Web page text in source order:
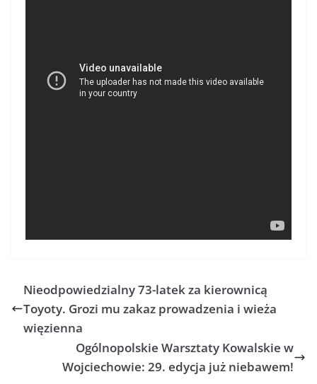
Nieodpowiedzialny 73-latek za kierownicą
Toyoty. Grozi mu zakaz prowadzenia i wieża
więzienna
Ogólnopolskie Warsztaty Kowalskie w
Wojciechowie: 29. edycja już niebawem!